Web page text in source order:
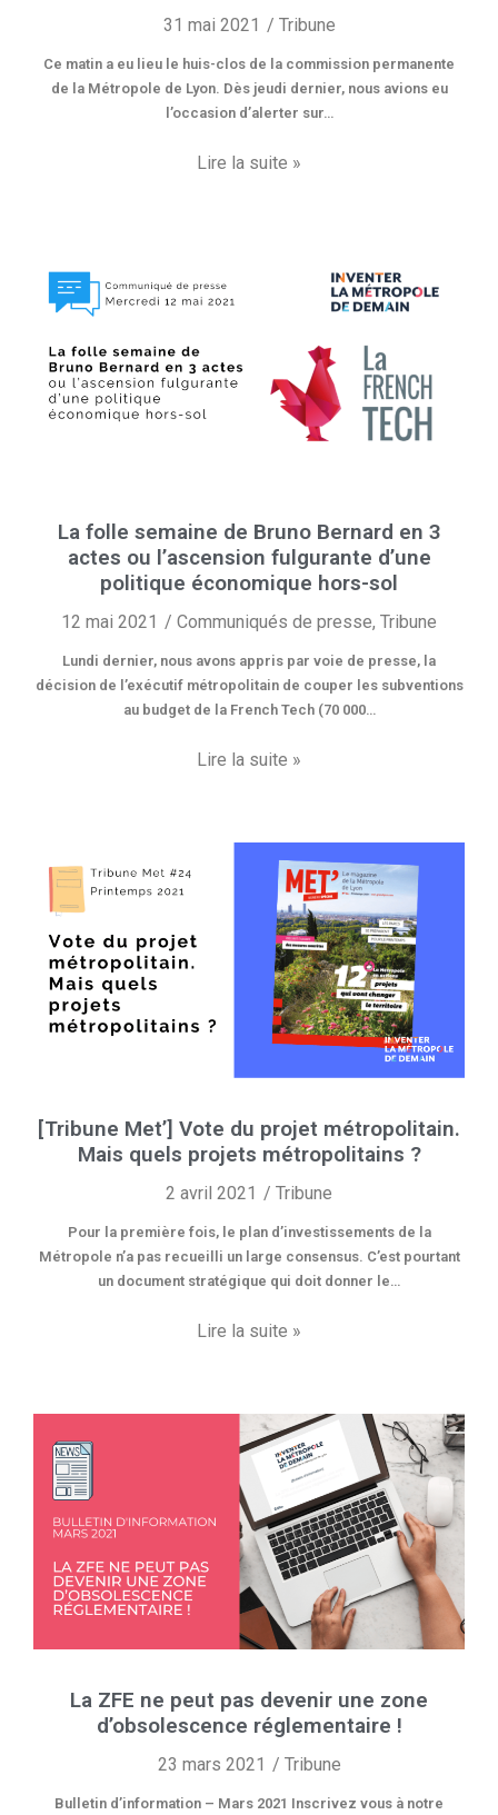
31 mai 2021 Tribune
Ce matin a eu lieu le huis-clos de la commission permanente
de la Métropole de Lyon. Dès jeudi dernier, nous avions eu
l’occasion d’alerter sur…
Lire la suite »
La folle semaine de Bruno Bernard en 3
actes ou l’ascension fulgurante d’une
politique économique hors-sol
12 mai 2021 Communiqués de presse, Tribune
Lundi dernier, nous avons appris par voie de presse, la
décision de l’exécutif métropolitain de couper les subventions
au budget de la French Tech (70 000…
Lire la suite »
[Tribune Met’] Vote du projet métropolitain.
Mais quels projets métropolitains ?
2 avril 2021 Tribune
Pour la première fois, le plan d’investissements de la
Métropole n’a pas recueilli un large consensus. C’est pourtant
un document stratégique qui doit donner le…
Lire la suite »
La ZFE ne peut pas devenir une zone
d’obsolescence réglementaire !
23 mars 2021 Tribune
Bulletin d’information – Mars 2021 Inscrivez vous à notre